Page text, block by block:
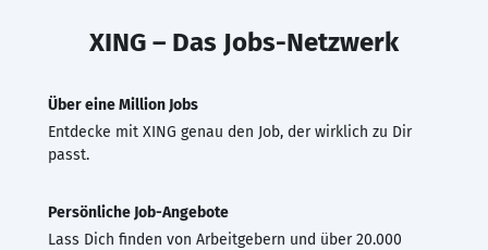
XING – Das Jobs-Netzwerk
Über eine Million Jobs
Entdecke mit XING genau den Job, der wirklich zu Dir
passt.
Persönliche Job-Angebote
Lass Dich finden von Arbeitgebern und über 20.000